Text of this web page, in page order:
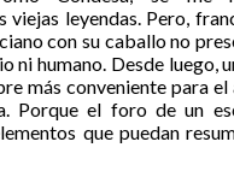
viejas leyendas. Pero,
con su caballo no
ni humano. Desde luego,
más conveniente para
Porque el foro de un
que puedan